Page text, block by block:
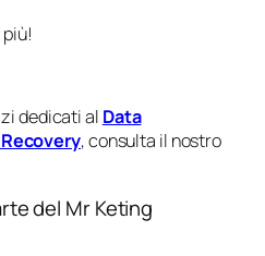
dedicati al Data
, consulta il nostro
del Mr Keting